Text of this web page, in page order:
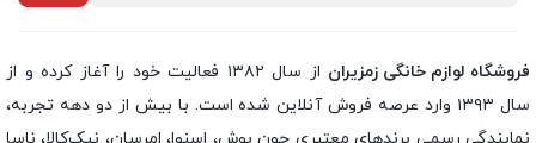
فروشگاه لوازم خانگی زمزیران
از سال ۱۳۸۲ فعالیت خود را آغاز کرده و از
سال ۱۳۹۳ وارد عرصه فروش آنلاین شده است. با بیش از دو دهه تجربه،